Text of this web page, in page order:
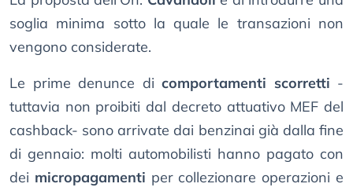
soglia minima sotto la quale le transazioni non
vengono considerate.
Le prime denunce di comportamenti scorretti -
tuttavia non proibiti dal decreto attuativo MEF del
cashback- sono arrivate dai benzinai già dalla fine
di gennaio: molti automobilisti hanno pagato con
dei micropagamenti per collezionare operazioni e